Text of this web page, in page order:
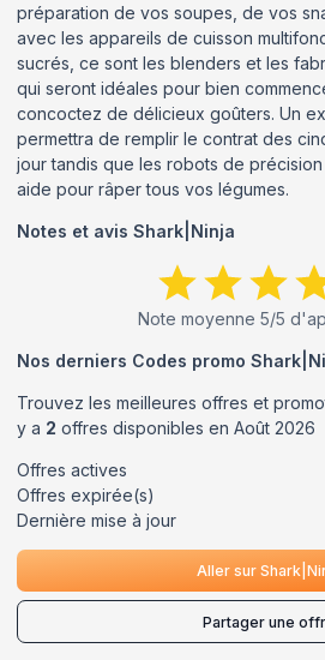
préparation de vos soupes, de vos
avec les appareils de cuisson
sucrés, ce sont les blenders et les
qui seront idéales pour bien
concoctez de délicieux goûters. Un
permettra de remplir le contrat des
jour tandis que les robots de
aide pour râper tous vos légumes.
Notes et avis Shark|Ninja
Note moyenne 5/5
Nos derniers Codes promo
Trouvez les meilleures offres et
y a 2 offres disponibles en Août 2026
Offres actives
Offres expirée(s)
Dernière mise à jour
Aller sur
Partager une